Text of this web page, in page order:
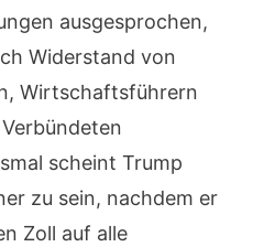
ausgesprochen,
Widerstand von
Wirtschaftsführern
scheint Trump
zu sein, nachdem er
Zoll auf alle